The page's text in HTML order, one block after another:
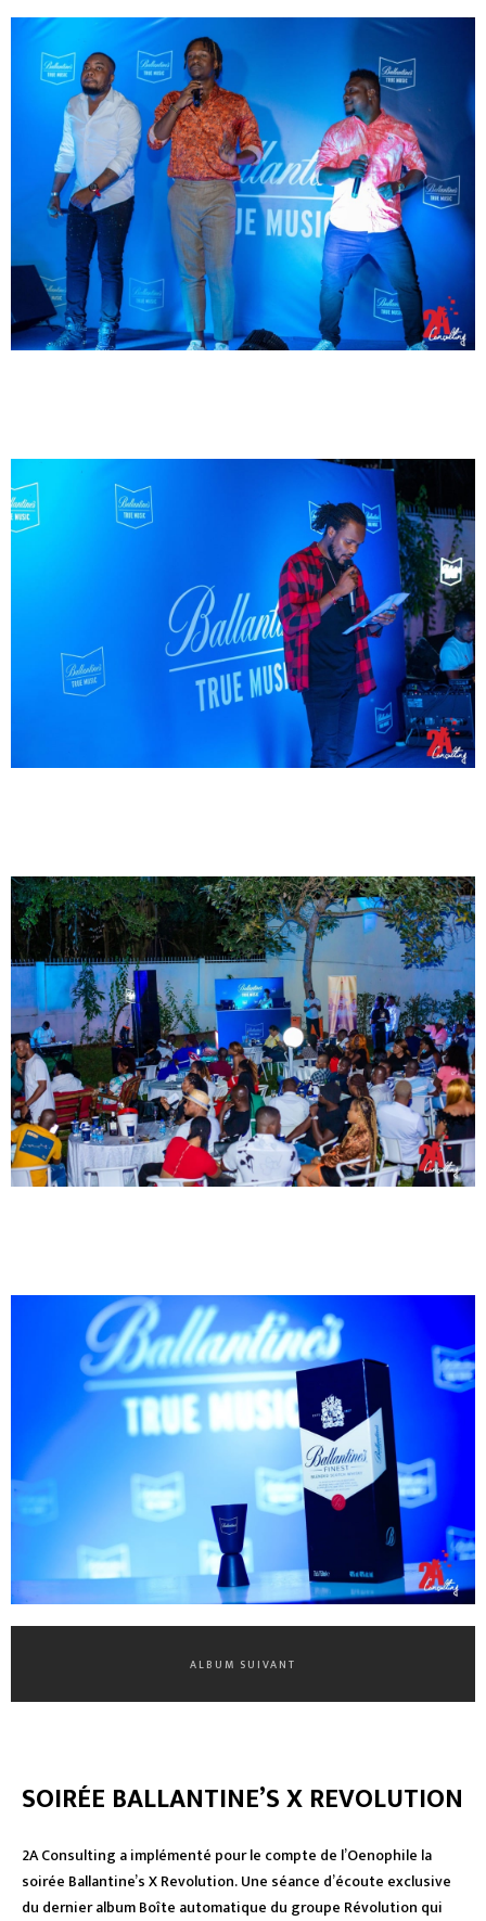
ALBUM SUIVANT
SOIRÉE BALLANTINE’S X REVOLUTION
2A Consulting a implémenté pour le compte de l’Oenophile la
soirée Ballantine’s X Revolution. Une séance d’écoute exclusive
du dernier album Boîte automatique du groupe Révolution qui